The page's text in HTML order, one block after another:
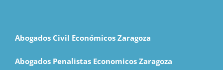
Abogados Civil Económicos Zaragoza
Abogados Penalistas Economicos Zaragoza